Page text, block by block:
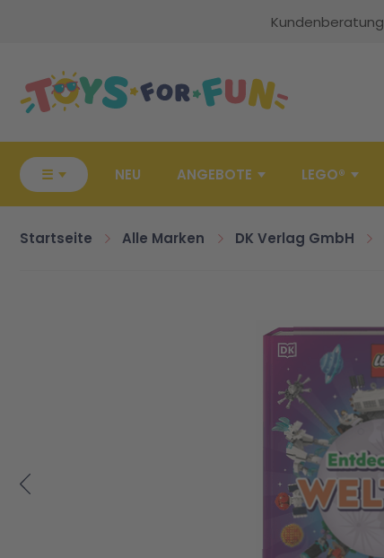
Kundenberatung
☰ NEU ANGEBOTE LEGO®
Startseite Alle Marken DK Verlag GmbH